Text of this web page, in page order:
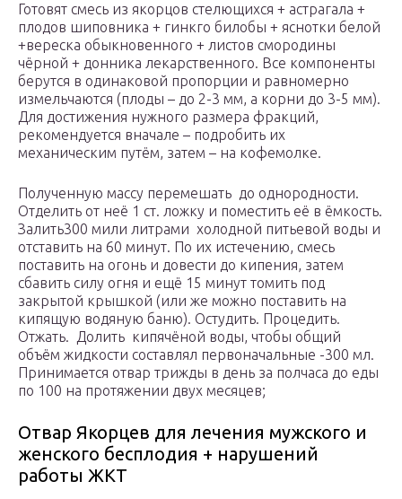
Готовят смесь из якорцов стелющихся + астрагала +
плодов шиповника + гинкго билобы + яснотки белой
+вереска обыкновенного + листов смородины
чёрной + донника лекарственного. Все компоненты
берутся в одинаковой пропорции и равномерно
измельчаются (плоды – до 2-3 мм, а корни до 3-5 мм).
Для достижения нужного размера фракций,
рекомендуется вначале – подробить их
механическим путём, затем – на кофемолке.
Полученную массу перемешать до однородности.
Отделить от неё 1 ст. ложку и поместить её в ёмкость.
Залить300 мили литрами холодной питьевой воды и
отставить на 60 минут. По их истечению, смесь
поставить на огонь и довести до кипения, затем
сбавить силу огня и ещё 15 минут томить под
закрытой крышкой (или же можно поставить на
кипящую водяную баню). Остудить. Процедить.
Отжать. Долить кипячёной воды, чтобы общий
объём жидкости составлял первоначальные -300 мл.
Принимается отвар трижды в день за полчаса до еды
по 100 на протяжении двух месяцев;
Отвар Якорцев для лечения мужского и
женского бесплодия + нарушений
работы ЖКТ